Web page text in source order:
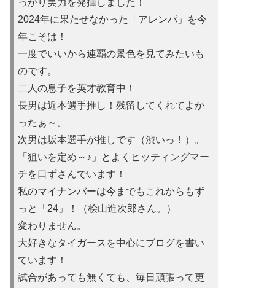
2024年に果たせなかった「アレンパ」を今
年こそは！
一度でいいから連覇の景色を見てみたいも
のです。
二人の息子を英才教育中！
長男は近本選手推し！残留してくれてよか
ったぁ～。
次男は坂本選手が推しです（渋いっ！）。
「狙いを定め～♪」とよくヒッティングマー
チを口ずさんでいます！
私のマイナンバーは今までもこれからもず
っと「24」！（桧山進次郎さん。）
変わりません。
大好きなタイガースを中心にブログを書い
ています！
試合があっても無くても、毎日頑張って更